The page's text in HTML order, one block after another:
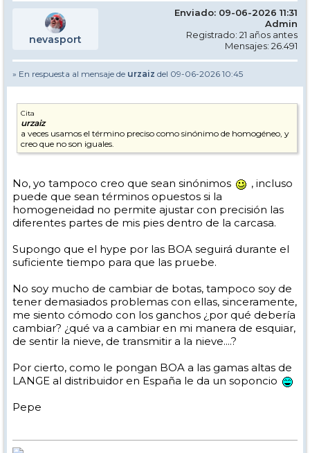
nevasport
Enviado: 09-06-2026 11:31
Admin
Registrado: 21 años antes
Mensajes: 26.491
» En respuesta al mensaje de urzaiz del 09-06-2026 10:45
Cita
urzaiz
a veces usamos el término preciso como sinónimo de homogéneo, y
creo que no son iguales.
No, yo tampoco creo que sean sinónimos
, incluso
puede que sean términos opuestos si la
homogeneidad no permite ajustar con precisión las
diferentes partes de mis pies dentro de la carcasa.
Supongo que el hype por las BOA seguirá durante el
suficiente tiempo para que las pruebe.
No soy mucho de cambiar de botas, tampoco soy de
tener demasiados problemas con ellas, sinceramente,
me siento cómodo con los ganchos ¿por qué debería
cambiar? ¿qué va a cambiar en mi manera de esquiar,
de sentir la nieve, de transmitir a la nieve....?
Por cierto, como le pongan BOA a las gamas altas de
LANGE al distribuidor en España le da un soponcio
Pepe